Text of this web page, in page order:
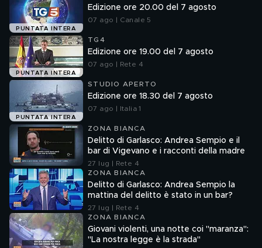
PUNTATA INTERA
Edizione ore 20.00 del 7 agosto
07 ago | Canale 5
PUNTATA INTERA
TG4
Edizione ore 19.00 del 7 agosto
07 ago | Rete 4
PUNTATA INTERA
STUDIO APERTO
Edizione ore 18.30 del 7 agosto
07 ago | Italia 1
ZONA BIANCA
Delitto di Garlasco: Andrea Sempio e il
bar di Vigevano e i racconti della madre
27 lug | Rete 4
ZONA BIANCA
Delitto di Garlasco: Andrea Sempio la
mattina del delitto è stato in un bar?
27 lug | Rete 4
ZONA BIANCA
Giovani violenti, una notte coi "maranza":
"La nostra legge è la strada"